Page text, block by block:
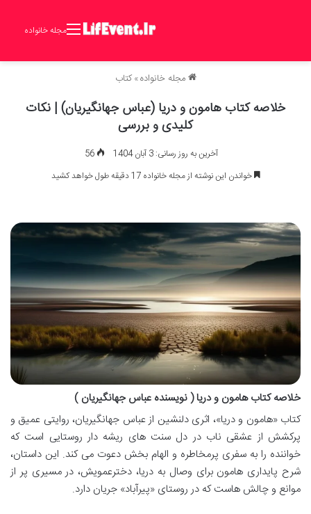
مجله خانواده
مجله خانواده» کتاب
خلاصه کتاب هامون و دریا (عباس جهانگیریان) | نکات
کلیدی و بررسی
آخرین به روز رسانی: 3 آبان 1404
خواندن این نوشته از مجله خانواده 17 دقیقه طول خواهد کشید
خلاصه کتاب هامون و دریا ( نویسنده عباس جهانگیریان )
کتاب «هامون و دریا»، اثری دلنشین از عباس جهانگیریان، روایتی عمیق و
پرکشش از عشقی ناب در دل سنت های ریشه دار روستایی است که
خواننده را به سفری پرمخاطره و الهام بخش دعوت می کند. این داستان،
شرح پایداری هامون برای وصال به دریا، دخترعمویش، در مسیری پر از
موانع و چالش هاست که در روستای «پیرآباد» جریان دارد.